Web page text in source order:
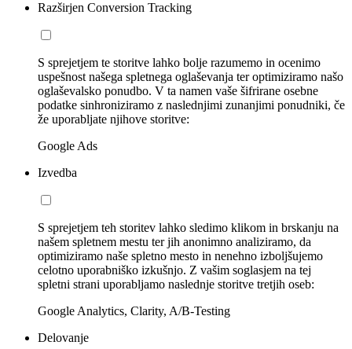
Razširjen Conversion Tracking
S sprejetjem te storitve lahko bolje razumemo in ocenimo
uspešnost našega spletnega oglaševanja ter optimiziramo našo
oglaševalsko ponudbo. V ta namen vaše šifrirane osebne
podatke sinhroniziramo z naslednjimi zunanjimi ponudniki, če
že uporabljate njihove storitve:
Google Ads
Izvedba
S sprejetjem teh storitev lahko sledimo klikom in brskanju na
našem spletnem mestu ter jih anonimno analiziramo, da
optimiziramo naše spletno mesto in nenehno izboljšujemo
celotno uporabniško izkušnjo. Z vašim soglasjem na tej
spletni strani uporabljamo naslednje storitve tretjih oseb:
Google Analytics, Clarity, A/B-Testing
Delovanje